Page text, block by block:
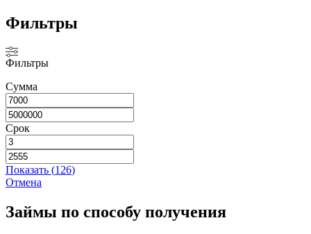
Фильтры
Фильтры
Сумма
Срок
Показать (126)
Отмена
Займы по способу получения